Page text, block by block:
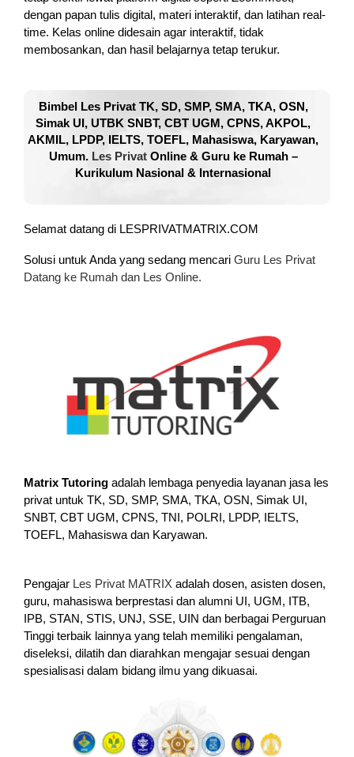
dengan papan tulis digital, materi interaktif, dan latihan real-
time. Kelas online didesain agar interaktif, tidak
membosankan, dan hasil belajarnya tetap terukur.
Bimbel Les Privat TK, SD, SMP, SMA, TKA, OSN,
Simak UI, UTBK SNBT, CBT UGM, CPNS, AKPOL,
AKMIL, LPDP, IELTS, TOEFL, Mahasiswa, Karyawan,
Umum. Les PrivatOnline & Guru ke Rumah –
Kurikulum Nasional & Internasional
Selamat datang di LESPRIVATMATRIX.COM
Solusi untuk Anda yang sedang mencari Guru Les Privat
Datang ke Rumah dan Les Online.
Matrix Tutoring adalah lembaga penyedia layanan jasa les
privat untuk TK, SD, SMP, SMA, TKA, OSN, Simak UI,
SNBT, CBT UGM, CPNS, TNI, POLRI, LPDP, IELTS,
TOEFL, Mahasiswa dan Karyawan.
Pengajar Les Privat MATRIX adalah dosen, asisten dosen,
guru, mahasiswa berprestasi dan alumni UI, UGM, ITB,
IPB, STAN, STIS, UNJ, SSE, UIN dan berbagai Perguruan
Tinggi terbaik lainnya yang telah memiliki pengalaman,
diseleksi, dilatih dan diarahkan mengajar sesuai dengan
spesialisasi dalam bidang ilmu yang dikuasai.